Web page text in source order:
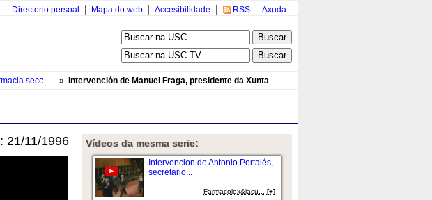
Axuda
RSS
Accesibilidade
Mapa do web
Directorio persoal
secc... » Intervención de Manuel Fraga, presidente da Xunta
21/11/1996 Vídeos da mesma serie:
Intervencion de Antonio Portalés,
secretario...
Farmacolox&iacu...[+]